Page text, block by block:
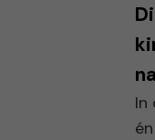
In